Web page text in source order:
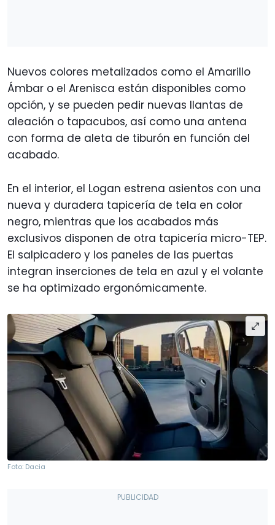
Nuevos colores metalizados como el Amarillo
Ámbar o el Arenisca están disponibles como
opción, y se pueden pedir nuevas llantas de
aleación o tapacubos, así como una antena
con forma de aleta de tiburón en función del
acabado.
En el interior, el Logan estrena asientos con una
nueva y duradera tapicería de tela en color
negro, mientras que los acabados más
exclusivos disponen de otra tapicería micro-TEP.
El salpicadero y los paneles de las puertas
integran inserciones de tela en azul y el volante
se ha optimizado ergonómicamente.
Foto: Dacia